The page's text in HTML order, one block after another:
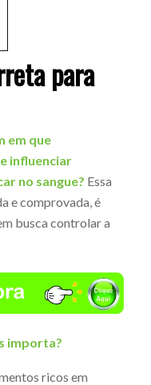
para
em que
influenciar
no sangue? Essa
e comprovada, é
busca controlar a
importa?
ricos em